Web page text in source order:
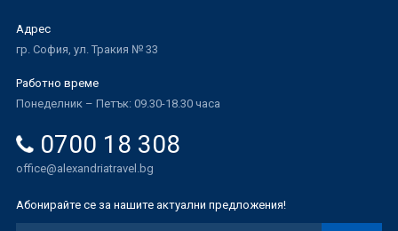
Адрес
гр. София, ул. Тракия № 33
Работно време
Понеделник – Петък: 09.30-18.30 часа
0700 18 308
office@alexandriatravel.bg
Абонирайте се за нашите актуални предложения!